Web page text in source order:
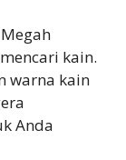
kain.
warna kain
Anda